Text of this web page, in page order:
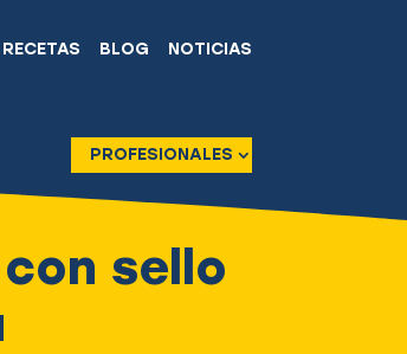
RECETAS BLOG NOTICIAS
PROFESIONALES
sello